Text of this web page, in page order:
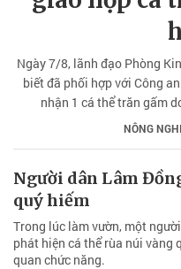
Ngày 7/8, lãnh đạo Phòng
biết đã phối hợp với Công
nhận 1 cá thể trăn gấm
NÔNG
Người dân Lâm
quý hiếm
Trong lúc làm vườn, một
phát hiện cá thể rùa núi vàng
quan chức năng.